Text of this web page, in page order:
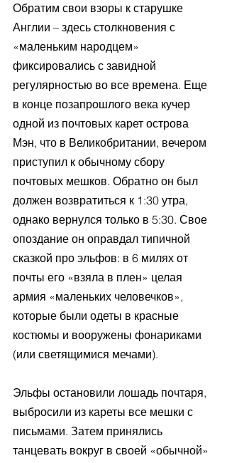
Обратим свои взоры к старушке
Англии – здесь столкновения с
«маленьким народцем»
фиксировались с завидной
регулярностью во все времена. Еще
в конце позапрошлого века кучер
одной из почтовых карет острова
Мэн, что в Великобритании, вечером
приступил к обычному сбору
почтовых мешков. Обратно он был
должен возвратиться к 1:30 утра,
однако вернулся только в 5:30. Свое
опоздание он оправдал типичной
сказкой про эльфов: в 6 милях от
почты его «взяла в плен» целая
армия «маленьких человечков»,
которые были одеты в красные
костюмы и вооружены фонариками
(или светящимися мечами).
Эльфы остановили лошадь почтаря,
выбросили из кареты все мешки с
письмами. Затем принялись
танцевать вокруг в своей «обычной»